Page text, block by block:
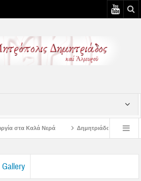
Δημητριάδος Ιγνάτιος: «Ο Ναός είναι ο τόπος
Gallery